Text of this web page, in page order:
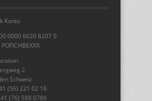
Konto
0000 6020 8207 0
2
Schweiz
(56) 221 02 16
(76) 588 0786